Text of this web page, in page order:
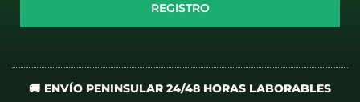
REGISTRO
🚚 ENVÍO PENINSULAR 24/48 HORAS LABORABLES